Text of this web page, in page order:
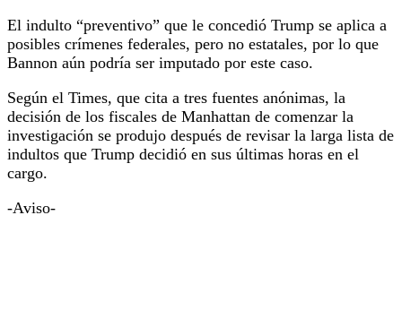
El indulto “preventivo” que le concedió Trump se aplica a
posibles crímenes federales, pero no estatales, por lo que
Bannon aún podría ser imputado por este caso.
Según el Times, que cita a tres fuentes anónimas, la
decisión de los fiscales de Manhattan de comenzar la
investigación se produjo después de revisar la larga lista de
indultos que Trump decidió en sus últimas horas en el
cargo.
-Aviso-